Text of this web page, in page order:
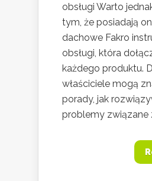
obsługi Warto
tym, że posiadają
dachowe Fakro
obsługi, która
każdego produktu.
właściciele mogą
porady, jak
problemy związane